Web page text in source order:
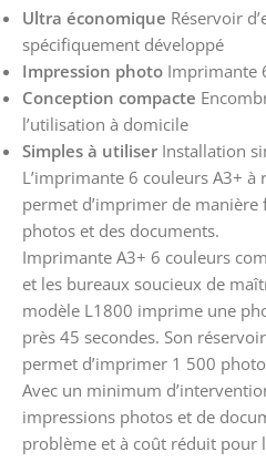
Ultra économique Réservoir
spécifiquement développé
Impression photo Imprimante
Conception compacte
l’utilisation à domicile
Simples à utiliser Installation
L’imprimante 6 couleurs A3+ à
permet d’imprimer de
photos et des documents.
Imprimante A3+ 6 couleurs
et les bureaux soucieux de
modèle L1800 imprime une
près 45 secondes. Son
permet d’imprimer 1 500
Avec un minimum
impressions photos et de
problème et à coût réduit pour